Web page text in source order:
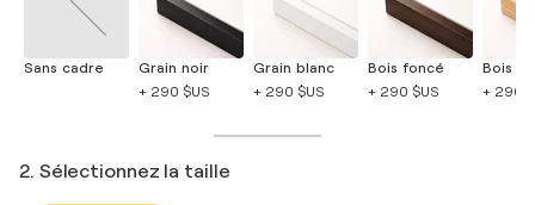
Sans cadre
Grain noir
+ 290 $US
Grain blanc
+ 290 $US
Bois foncé
+ 290 $US
Bois
+ 290
2. Sélectionnez la taille